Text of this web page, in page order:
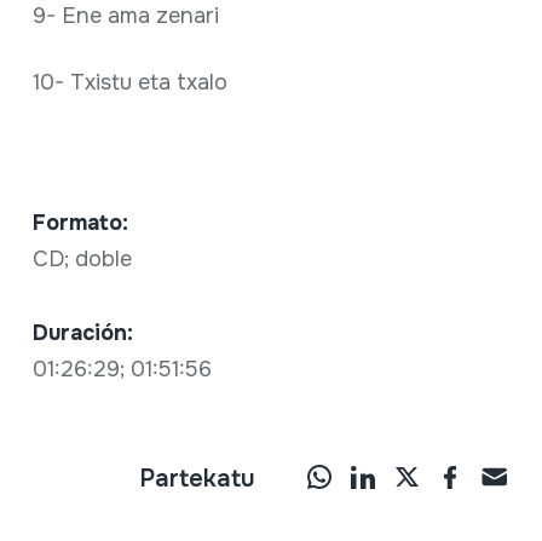
9- Ene ama zenari
10- Txistu eta txalo
Formato:
CD; doble
Duración:
01:26:29; 01:51:56
Partekatu